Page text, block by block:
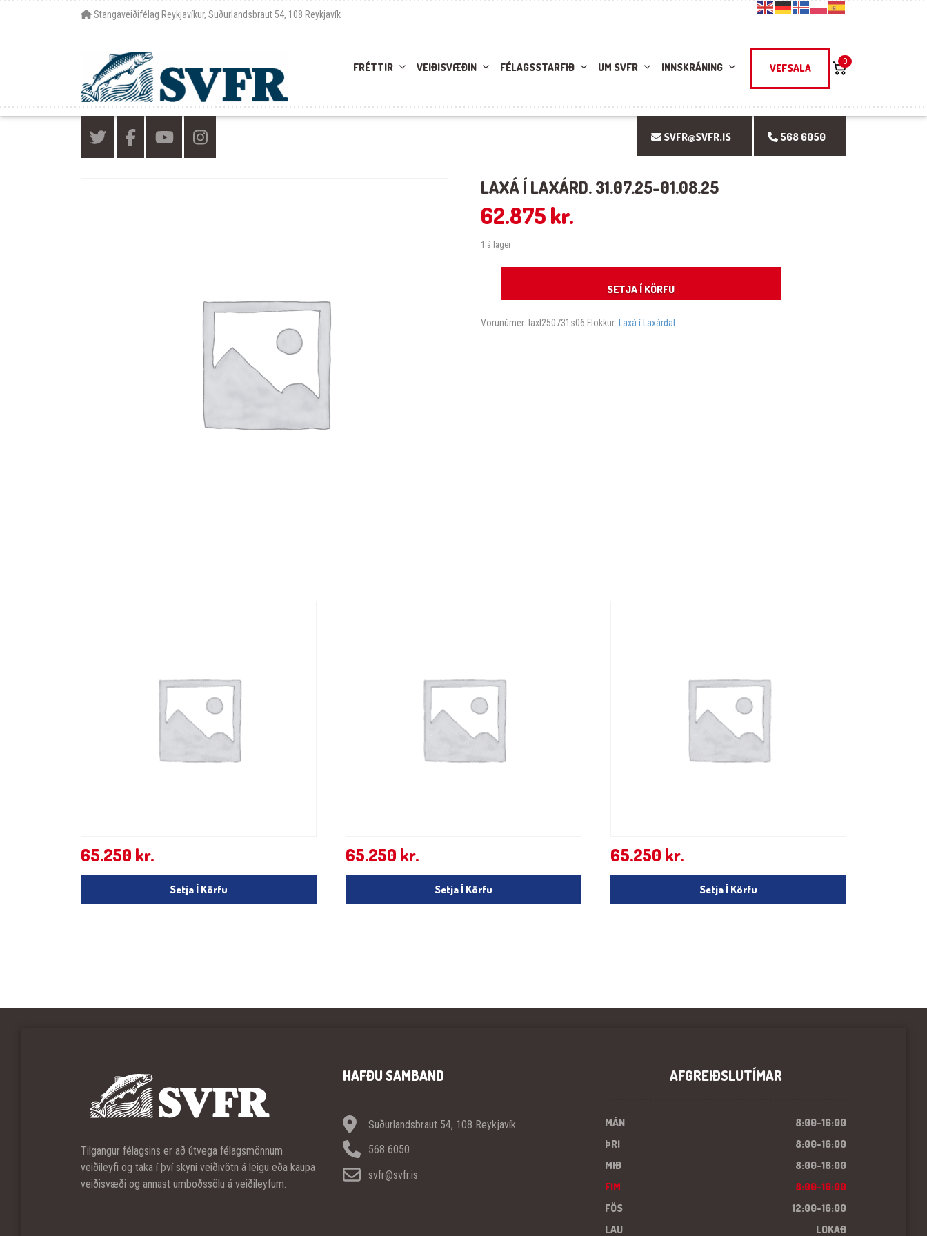
Stangaveiðifélag Reykjavíkur, Suðurlandsbraut 54, 108 Reykjavík
FRÉTTIR VEIÐISVÆÐIN FÉLAGSSTARFIÐ UM SVFR INNSKRÁNING VEFSALA
0
SVFR@SVFR.IS 568 6050
LAXÁ Í LAXÁRD. 31.07.25-01.08.25
62.875kr.
1 á lager
SETJA Í KÖRFU
Vörunúmer: laxl250731s06 Flokkur: Laxá í Laxárdal
65.250 kr.
Setja Í Körfu
65.250 kr.
Setja Í Körfu
65.250 kr.
Setja Í Körfu
Tilgangur félagsins er að útvega félagsmönnum
veiðileyfi og taka í því skyni veiðivötn á leigu eða kaupa
veiðisvæði og annast umboðssölu á veiðileyfum.
HAFÐU SAMBAND
Suðurlandsbraut 54, 108 Reykjavík
568 6050
svfr@svfr.is
AFGREIÐSLUTÍMAR
MÁN
8:00-16:00
ÞRI
8:00-16:00
MIÐ
8:00-16:00
FIM
8:00-16:00
FÖS
12:00-16:00
LAU
LOKAÐ